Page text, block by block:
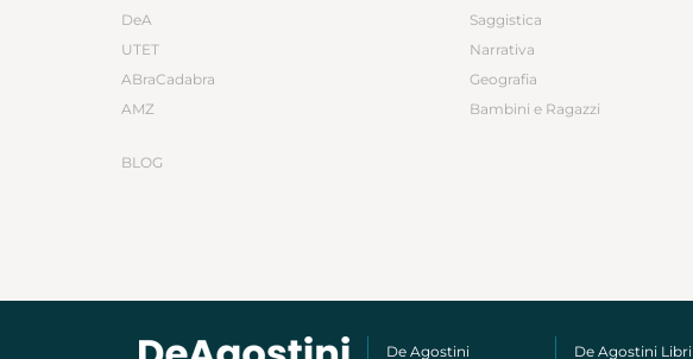
DeA
UTET
ABraCadabra
AMZ
BLOG
Saggistica
Narrativa
Geografia
Bambini e Ragazzi
De Agostini De Agostini Libri